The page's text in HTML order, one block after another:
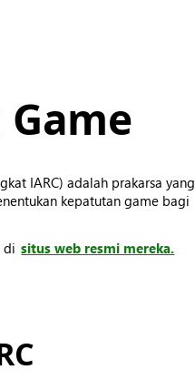
IARC) adalah prakarsa yang
kepatutan game bagi
di situs web resmi mereka.